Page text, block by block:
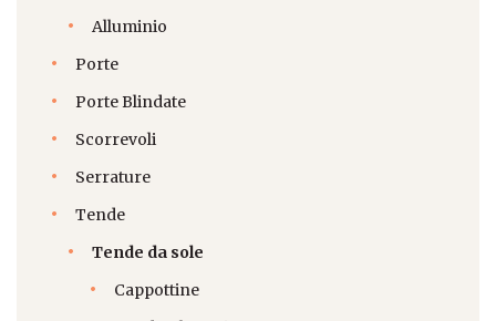
Alluminio
Porte
Porte Blindate
Scorrevoli
Serrature
Tende
Tende da sole
Cappottine